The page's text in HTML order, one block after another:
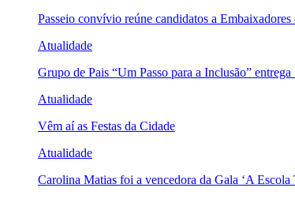
Passeio convívio reúne candidatos a
Atualidade
Grupo de Pais “Um Passo para a Inclusão”
Atualidade
Vêm aí as Festas da Cidade
Atualidade
Carolina Matias foi a vencedora da Gala ‘A Escola